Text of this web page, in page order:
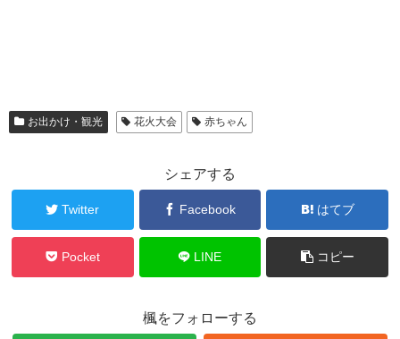
お出かけ・観光 花火大会 赤ちゃん
シェアする
Twitter Facebook はてブ
Pocket LINE コピー
楓をフォローする